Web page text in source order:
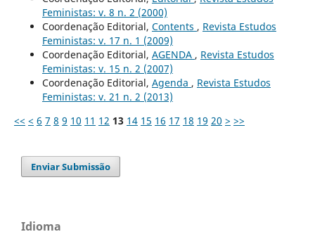
Feministas: v. 8 n. 2 (2000)
Coordenação Editorial, Contents , Revista Estudos
Feministas: v. 17 n. 1 (2009)
Coordenação Editorial, AGENDA , Revista Estudos
Feministas: v. 15 n. 2 (2007)
Coordenação Editorial, Agenda , Revista Estudos
Feministas: v. 21 n. 2 (2013)
<< < 6 7 8 9 10 11 12 13 14 15 16 17 18 19 20 > >>
Enviar Submissão
Idioma